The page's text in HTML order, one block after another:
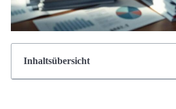
Inhaltsübersicht